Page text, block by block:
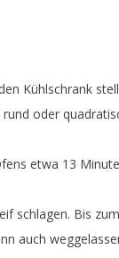
Kühlschrank
oder
etwa 13
schlagen. Bis
auch